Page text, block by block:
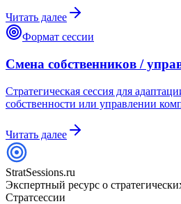
Читать далее
Формат сессии
Смена собственников /
Стратегическая сессия для
собственности или управлении
Читать далее
StratSessions.ru
Экспертный ресурс о
Стратсессии